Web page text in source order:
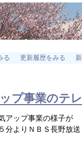
る 更新履歴をみる
プ事業のテ
アップ事業の様子が
分よりＮＢＳ長野放